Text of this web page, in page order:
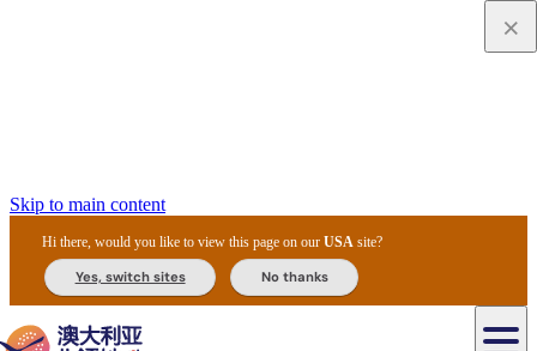
Skip to main content
Hi there, would you like to view this page on ourUSA site?
Yes, switch sites No thanks